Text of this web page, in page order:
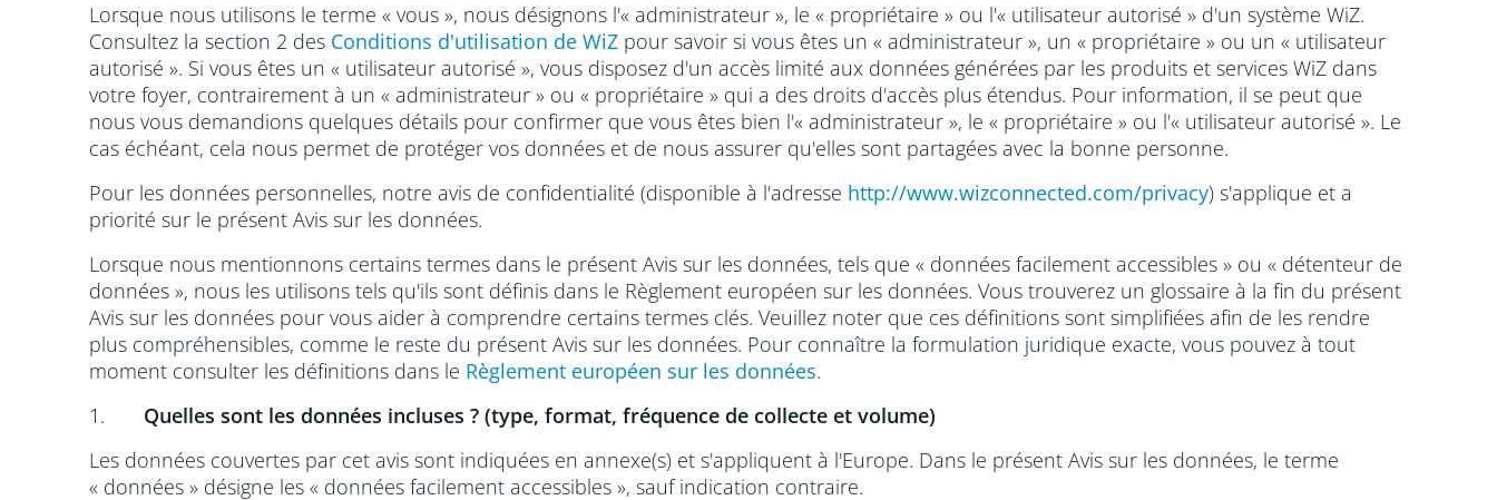
Lorsque nous utilisons le terme « vous », nous désignons l'« administrateur », le « propriétaire » ou l'« utilisateur autorisé » d'un système WiZ.
Consultez la section 2 des Conditions d'utilisation de WiZ pour savoir si vous êtes un « administrateur », un « propriétaire » ou un « utilisateur
autorisé ». Si vous êtes un « utilisateur autorisé », vous disposez d'un accès limité aux données générées par les produits et services WiZ dans
votre foyer, contrairement à un « administrateur » ou « propriétaire » qui a des droits d'accès plus étendus. Pour information, il se peut que
nous vous demandions quelques détails pour confirmer que vous êtes bien l'« administrateur », le « propriétaire » ou l'« utilisateur autorisé ». Le
cas échéant, cela nous permet de protéger vos données et de nous assurer qu'elles sont partagées avec la bonne personne.
Pour les données personnelles, notre avis de confidentialité (disponible à l'adresse http://www.wizconnected.com/privacy) s'applique et a
priorité sur le présent Avis sur les données.
Lorsque nous mentionnons certains termes dans le présent Avis sur les données, tels que « données facilement accessibles » ou « détenteur de
données », nous les utilisons tels qu'ils sont définis dans le Règlement européen sur les données. Vous trouverez un glossaire à la fin du présent
Avis sur les données pour vous aider à comprendre certains termes clés. Veuillez noter que ces définitions sont simplifiées afin de les rendre
plus compréhensibles, comme le reste du présent Avis sur les données. Pour connaître la formulation juridique exacte, vous pouvez à tout
moment consulter les définitions dans le Règlement européen sur les données.
1. Quelles sont les données incluses ? (type, format, fréquence de collecte et volume)
Les données couvertes par cet avis sont indiquées en annexe(s) et s'appliquent à l'Europe. Dans le présent Avis sur les données, le terme
« données » désigne les « données facilement accessibles », sauf indication contraire.